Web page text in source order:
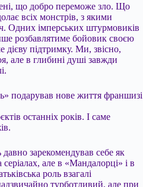
що добро переможе зло. Що
всіх монстрів, з якими
Одних імперських штурмовиків
розбавлятиме бойовик своєю
дієву підтримку. Ми, звісно,
але в глибині душі завжди
подарував нове життя франшизі
останніх років. І саме
зарекомендував себе як
серіалах, але в «Мандалорці» і в
роль взагалі
турботливий, але при